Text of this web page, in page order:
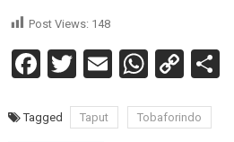
Post Views: 148
Facebook
Twitter
EmailCopy
Tagged Taput Tobaforindo